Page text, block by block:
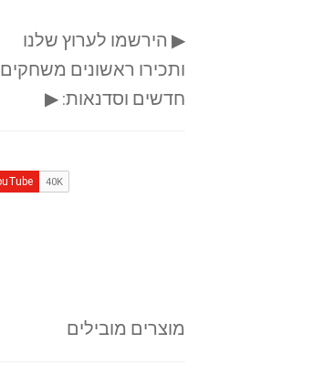
▶ הירשמו לערוץ שלנו
ותכירו ראשונים משחקים
חדשים וסדנאות: ▶
מוצרים מובילים